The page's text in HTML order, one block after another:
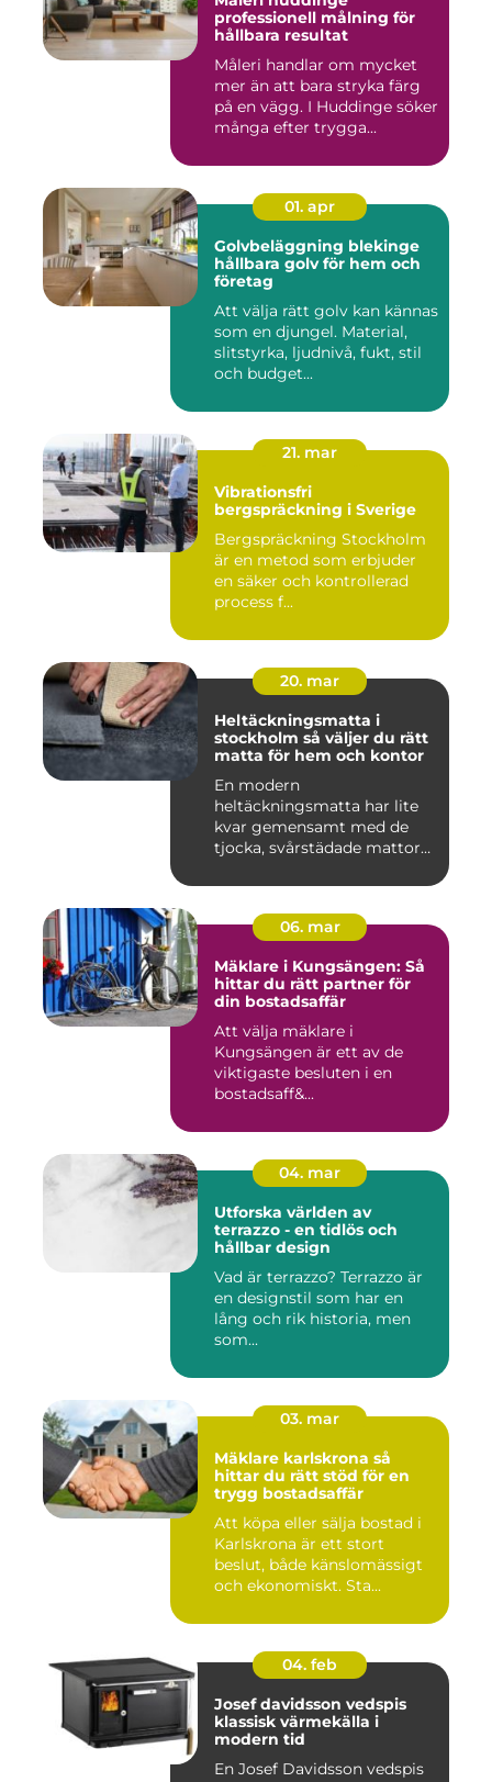
professionell målning för
hållbara resultat
Måleri handlar om mycket
mer än att bara stryka färg
på en vägg. I Huddinge söker
många efter trygga...
01. apr
Golvbeläggning blekinge
hållbara golv för hem och
företag
Att välja rätt golv kan kännas
som en djungel. Material,
slitstyrka, ljudnivå, fukt, stil
och budget...
21. mar
Vibrationsfri
bergspräckning i Sverige
Bergspräckning Stockholm
är en metod som erbjuder
en säker och kontrollerad
process f...
20. mar
Heltäckningsmatta i
stockholm så väljer du rätt
matta för hem och kontor
En modern
heltäckningsmatta har lite
kvar gemensamt med de
tjocka, svårstädade mattor
06. mar
Mäklare i Kungsängen: Så
hittar du rätt partner för
din bostadsaffär
Att välja mäklare i
Kungsängen är ett av de
viktigaste besluten i en
bostadsaff&...
04. mar
Utforska världen av
terrazzo - en tidlös och
hållbar design
Vad är terrazzo? Terrazzo är
en designstil som har en
lång och rik historia, men
som...
03. mar
Mäklare karlskrona så
hittar du rätt stöd för en
trygg bostadsaffär
Att köpa eller sälja bostad i
Karlskrona är ett stort
beslut, både känslomässigt
och ekonomiskt. Sta...
04. feb
Josef davidsson vedspis
klassisk värmekälla i
modern tid
En Josef Davidsson vedspis